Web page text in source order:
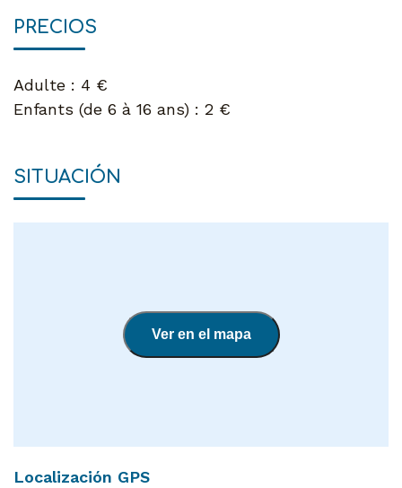
PRECIOS
Adulte : 4 €
Enfants (de 6 à 16 ans) : 2 €
SITUACIÓN
Ver en el mapa
Localización GPS